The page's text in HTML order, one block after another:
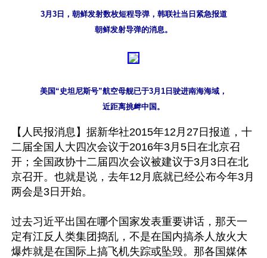
3月3日，朝鲜发射数枚短程导弹，韩联社当日紧急报道
朝鲜发射导弹的消息。
美国“史坦尼斯号”航空母舰已于3月1日驶进南海海域，
近距离挑衅中国。
【人民报消息】据新华社2015年12月27日报道，十
二届全国人大四次会议于2016年3月5日在北京召
开；全国政协十二届四次会议被建议于3月3日在北
京召开。也就是说，去年12月底就已经公布今年3月
两会是3日开始。
过去习近平出国在哪个国家发表重要讲话，那天一
定有江反人类集团捣乱，不是在国内搞杀人放火大
爆炸就是在国际上搞飞机失踪或坠毁。那各国媒体